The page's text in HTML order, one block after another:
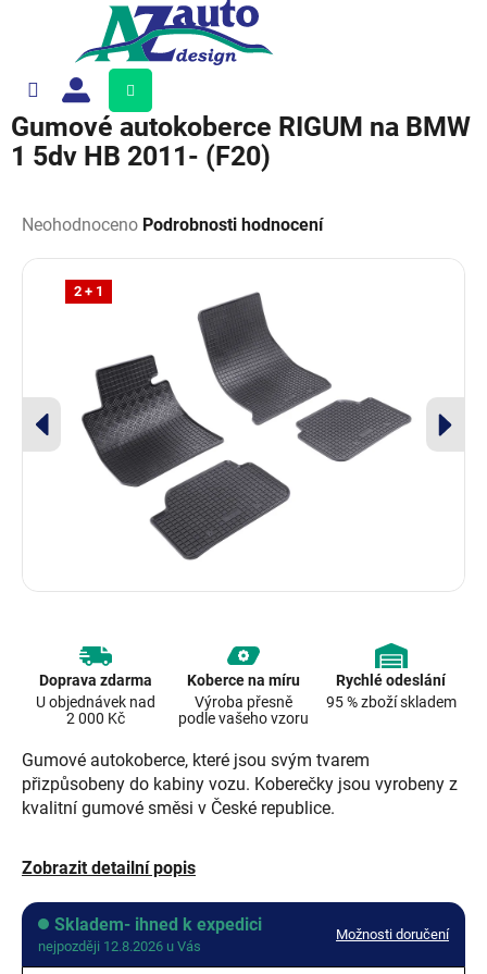
Nákupní
košík
Gumové autokoberce RIGUM na BMW
1 5dv HB 2011- (F20)
hodnocení
je
Neohodnoceno Podrobnosti hodnocení
2 + 1
Gumové autokoberce, které jsou svým tvarem
přizpůsobeny do kabiny vozu. Koberečky jsou vyrobeny z
kvalitní gumové směsi v České republice.
Zobrazit detailní popis
Skladem- ihned k expedici
nejpozději 12.8.2026 u Vás
Možnosti doručení
Doprava zdarma
U objednávek nad
2 000 Kč
Koberce na míru
Výroba přesně
podle vašeho vzoru
Rychlé odeslání
95 % zboží skladem